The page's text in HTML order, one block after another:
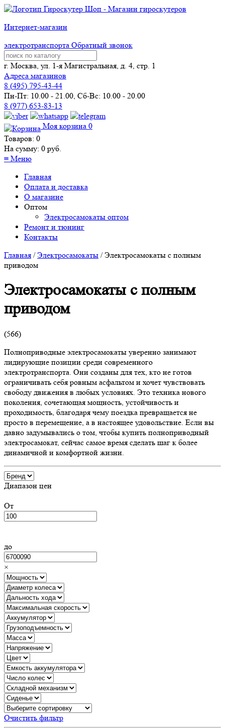
Интернет-магазин
электротранспорта Обратный звонок
г. Москва, ул. 1-я Магистральная, д. 4, стр. 1
Адреса магазинов
8 (495) 795-43-44
Пн-Пт: 10.00 - 21.00, Сб-Вс: 10.00 - 20.00
8 (977) 653-83-13
Моя корзина 0
Товаров: 0
На сумму: 0 руб.
≡ Меню
Главная
Оплата и доставка
О магазине
Оптом
Электросамокаты оптом
Ремонт и тюнинг
Контакты
Главная /Электросамокаты /Электросамокаты с полным
приводом
Электросамокаты с полным
приводом
(566)
Полноприводные электросамокаты уверенно занимают
лидирующие позиции среди современного
электротранспорта. Они созданы для тех, кто не готов
ограничивать себя ровным асфальтом и хочет чувствовать
свободу движения в любых условиях. Это техника нового
поколения, сочетающая мощность, устойчивость и
проходимость, благодаря чему поездка превращается не
просто в перемещение, а в настоящее удовольствие. Если вы
давно задумывались о том, чтобы купить полноприводный
электросамокат, сейчас самое время сделать шаг к более
динамичной и комфортной жизни.
Диапазон цен
От
до
×
Очистить фильтр